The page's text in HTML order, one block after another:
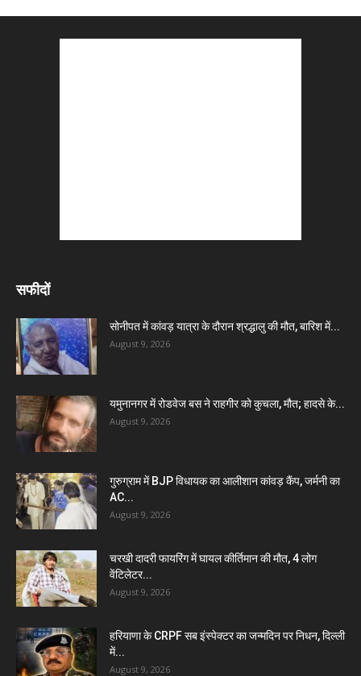
सफीदों
सोनीपत में कांवड़ यात्रा के दौरान श्रद्धालु की मौत, बारिश में...
August 9, 2026
यमुनानगर में रोडवेज बस ने राहगीर को कुचला, मौत; हादसे के...
August 9, 2026
गुरुग्राम में BJP विधायक का आलीशान कांवड़ कैंप, जर्मनी का
AC...
August 9, 2026
चरखी दादरी फायरिंग में घायल कीर्तिमान की मौत, 4 लोग
वेंटिलेटर...
August 9, 2026
हरियाणा के CRPF सब इंस्पेक्टर का जन्मदिन पर निधन, दिल्ली
में...
August 9, 2026